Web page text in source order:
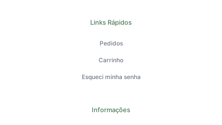
Links Rápidos
Pedidos
Carrinho
Esqueci minha senha
Informações